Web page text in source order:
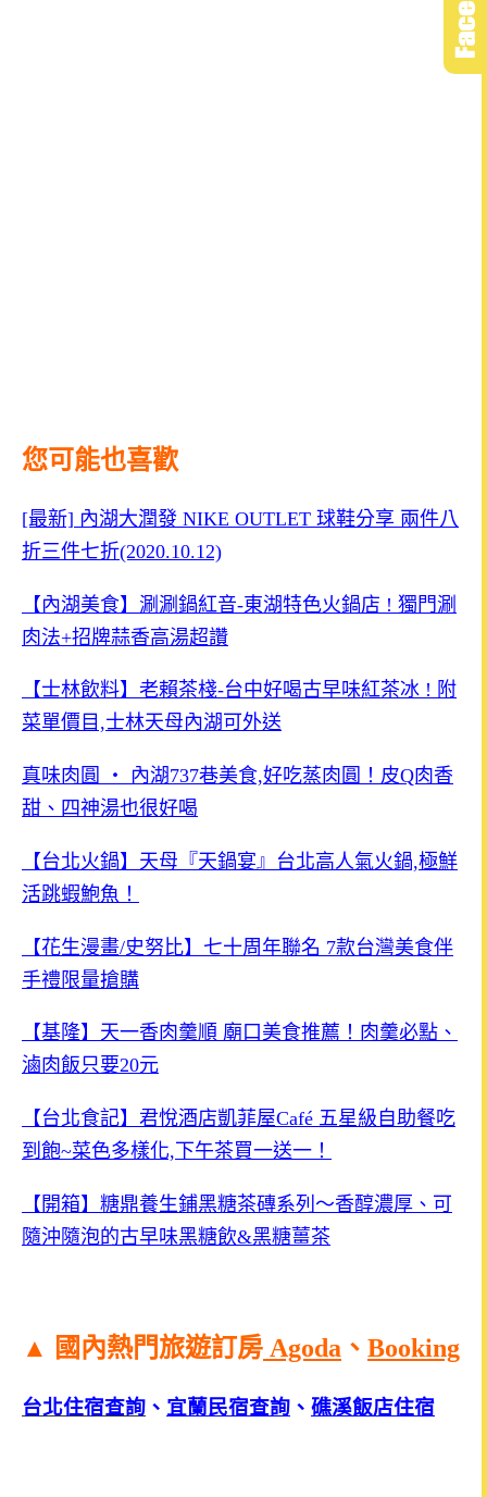
您可能也喜歡
[最新] 內湖大潤發 NIKE OUTLET 球鞋分享 兩件八
折三件七折(2020.10.12)
【內湖美食】涮涮鍋紅音-東湖特色火鍋店 ! 獨門涮
肉法+招牌蒜香高湯超讚
【士林飲料】老賴茶棧-台中好喝古早味紅茶冰 ! 附
菜單價目,士林天母內湖可外送
真味肉圓 ‧ 內湖737巷美食,好吃蒸肉圓！皮Q肉香
甜、四神湯也很好喝
【台北火鍋】天母『天鍋宴』台北高人氣火鍋,極鮮
活跳蝦鮑魚！
【花生漫畫/史努比】七十周年聯名 7款台灣美食伴
手禮限量搶購
【基隆】天一香肉羹順 廟口美食推薦！肉羹必點、
滷肉飯只要20元
【台北食記】君悅酒店凱菲屋Café 五星級自助餐吃
到飽~菜色多樣化,下午茶買一送一！
【開箱】糖鼎養生鋪黑糖茶磚系列～香醇濃厚、可
隨沖隨泡的古早味黑糖飲&黑糖薑茶
▲ 國內熱門旅遊訂房 Agoda 、 Booking
台北住宿查詢 、 宜蘭民宿查詢 、 礁溪飯店住宿